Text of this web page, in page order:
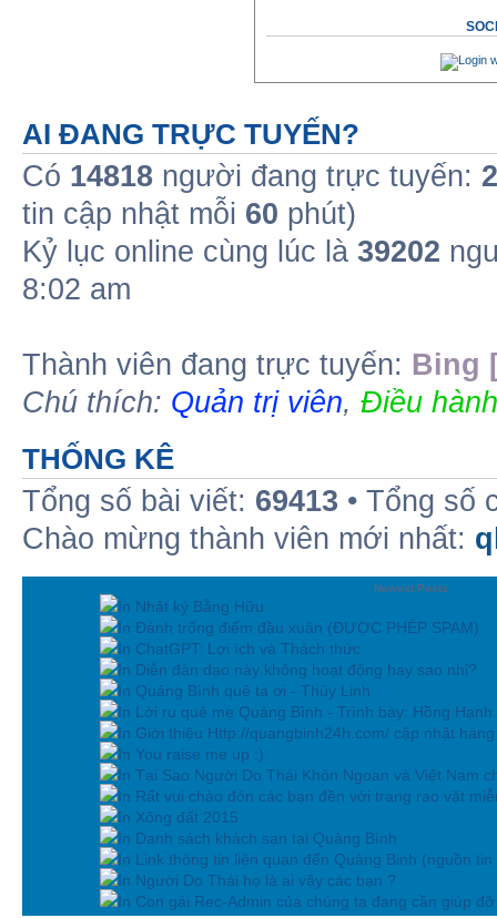
AI ĐANG TRỰC TUYẾN?
Có 14818 người đang trực tuyến: 2
tin cập nhật mỗi 60 phút)
Kỷ lục online cùng lúc là 39202
8:02 am
Thành viên đang trực tuyến: Bing
Chú thích: Quản trị viên, Điều
THỐNG KÊ
Tổng số bài viết: 69413 • Tổng số
Chào mừng thành viên mới nhất:
Newest Posts
In Nhật ký Bằng Hữu
In Đánh trống điểm đầu xuân (ĐƯỢC PHÉP SPAM)
In ChatGPT: Lợi ích và Thách thức
In Diễn đàn dạo này không hoạt động hay sao nhỉ?
In Quảng Bình quê ta ơi - Thùy Linh
In Lời ru quê mẹ Quảng Bình - Trình bày: Hồng Hạnh
In Giới thiệu Http://quangbinh24h.com/ cập nhật
In You raise me up :)
In Tại Sao Người Do Thái Khôn Ngoan và Việt Nam
In Rất vui chào đón các bạn đền với trang rao vặt
In Xông đất 2015
In Danh sách khách sạn tại Quảng Bình
In Link thông tin liên quan đến Quảng Binh (nguồn tin
In Người Do Thái họ là ai vậy các bạn ?
In Con gái Rec-Admin của chúng ta đang cần giúp